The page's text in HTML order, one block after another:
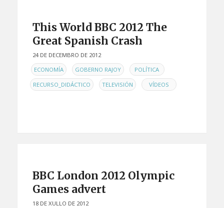
This World BBC 2012 The
Great Spanish Crash
24 DE DECEMBRO DE 2012
ENECONOMÍA , GOBERNO RAJOY , POLÍTICA ,
RECURSO_DIDÁCTICO , TELEVISIÓN , VÍDEOS
BBC London 2012 Olympic
Games advert
18 DE XULLO DE 2012